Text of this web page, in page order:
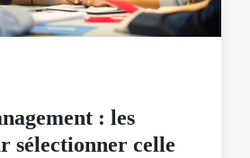
: les
sélectionner celle